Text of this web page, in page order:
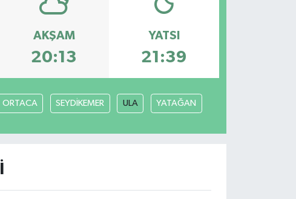
AKŞAM
20:13
YATSI
21:39
ORTACA SEYDİKEMER ULA YATAĞAN